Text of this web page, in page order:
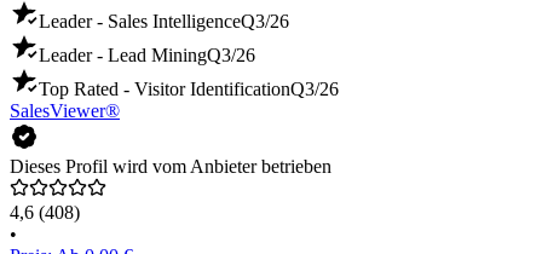
Leader - Sales IntelligenceQ3/26
Leader - Lead MiningQ3/26
Top Rated - Visitor IdentificationQ3/26
SalesViewer®
Dieses Profil wird vom Anbieter betrieben
4,6 (408)
•